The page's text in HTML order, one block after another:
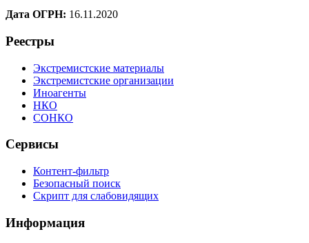
Дата ОГРН: 16.11.2020
Реестры
Экстремистские материалы
Экстремистские организации
Иноагенты
НКО
СОНКО
Сервисы
Контент-фильтр
Безопасный поиск
Скрипт для слабовидящих
Информация